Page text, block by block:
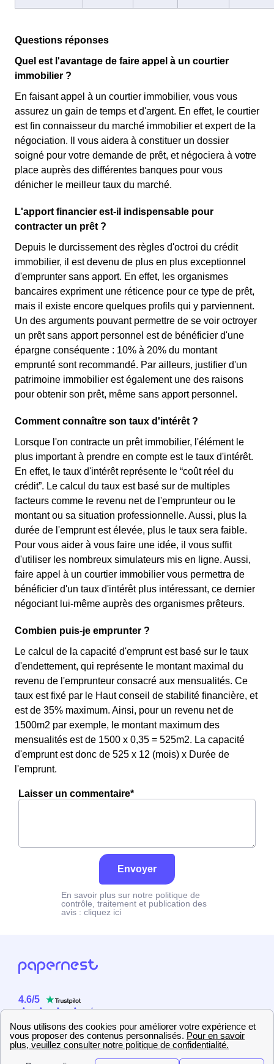
Questions réponses
Quel est l'avantage de faire appel à un courtier
immobilier ?
En faisant appel à un courtier immobilier, vous vous
assurez un gain de temps et d'argent. En effet, le courtier
est fin connaisseur du marché immobilier et expert de la
négociation. Il vous aidera à constituer un dossier
soigné pour votre demande de prêt, et négociera à votre
place auprès des différentes banques pour vous
dénicher le meilleur taux du marché.
L'apport financier est-il indispensable pour
contracter un prêt ?
Depuis le durcissement des règles d'octroi du crédit
immobilier, il est devenu de plus en plus exceptionnel
d'emprunter sans apport. En effet, les organismes
bancaires expriment une réticence pour ce type de prêt,
mais il existe encore quelques profils qui y parviennent.
Un des arguments pouvant permettre de se voir octroyer
un prêt sans apport personnel est de bénéficier d'une
épargne conséquente : 10% à 20% du montant
emprunté sont recommandé. Par ailleurs, justifier d'un
patrimoine immobilier est également une des raisons
pour obtenir son prêt, même sans apport personnel.
Comment connaître son taux d'intérêt ?
Lorsque l'on contracte un prêt immobilier, l'élément le
plus important à prendre en compte est le taux d'intérêt.
En effet, le taux d'intérêt représente le “coût réel du
crédit”. Le calcul du taux est basé sur de multiples
facteurs comme le revenu net de l'emprunteur ou le
montant ou sa situation professionnelle. Aussi, plus la
durée de l'emprunt est élevée, plus le taux sera faible.
Pour vous aider à vous faire une idée, il vous suffit
d'utiliser les nombreux simulateurs mis en ligne. Aussi,
faire appel à un courtier immobilier vous permettra de
bénéficier d'un taux d'intérêt plus intéressant, ce dernier
négociant lui-même auprès des organismes prêteurs.
Combien puis-je emprunter ?
Le calcul de la capacité d'emprunt est basé sur le taux
d'endettement, qui représente le montant maximal du
revenu de l'emprunteur consacré aux mensualités. Ce
taux est fixé par le Haut conseil de stabilité financière, et
est de 35% maximum. Ainsi, pour un revenu net de
1500m2 par exemple, le montant maximum des
mensualités est de 1500 x 0,35 = 525m2. La capacité
d'emprunt est donc de 525 x 12 (mois) x Durée de
l'emprunt.
Laisser un commentaire*
Envoyer
En savoir plus sur notre politique de
contrôle, traitement et publication des
avis : cliquez ici
4.6/5
2358 utilisateurs